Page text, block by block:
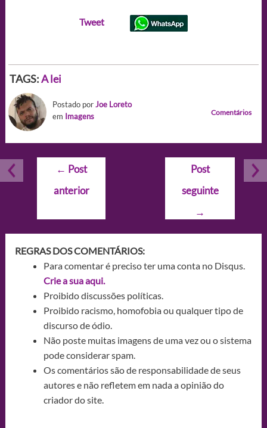
Tweet
TAGS:A lei
Postado porJoe Loreto
em Imagens Comentários
Navegação
Post
← Post
anterior
Post
seguinte
→
REGRAS DOS COMENTÁRIOS:
Para comentar é preciso ter uma conta no Disqus.
Crie a sua aqui.
Proibido discussões políticas.
Proibido racismo, homofobia ou qualquer tipo de
discurso de ódio.
Não poste muitas imagens de uma vez ou o sistema
pode considerar spam.
Os comentários são de responsabilidade de seus
autores e não refletem em nada a opinião do
criador do site.